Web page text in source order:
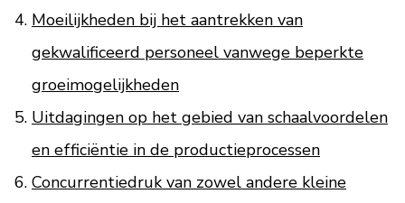
Moeilijkheden bij het aantrekken van
gekwalificeerd personeel vanwege beperkte
groeimogelijkheden
Uitdagingen op het gebied van schaalvoordelen
en efficiëntie in de productieprocessen
Concurrentiedruk van zowel andere kleine